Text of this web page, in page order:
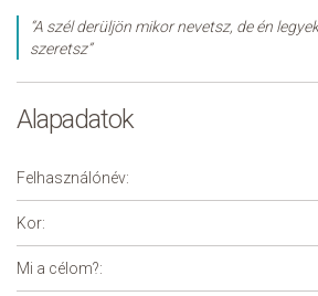
“A szél derüljön mikor nevetsz, de én
szeretsz”
Alapadatok
Felhasználónév:
Kor:
Mi a célom?: